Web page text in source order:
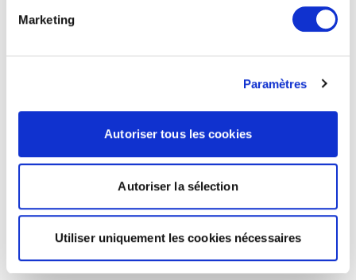
Marketing
Paramètres
Autoriser tous les cookies
Autoriser la sélection
Utiliser uniquement les cookies nécessaires